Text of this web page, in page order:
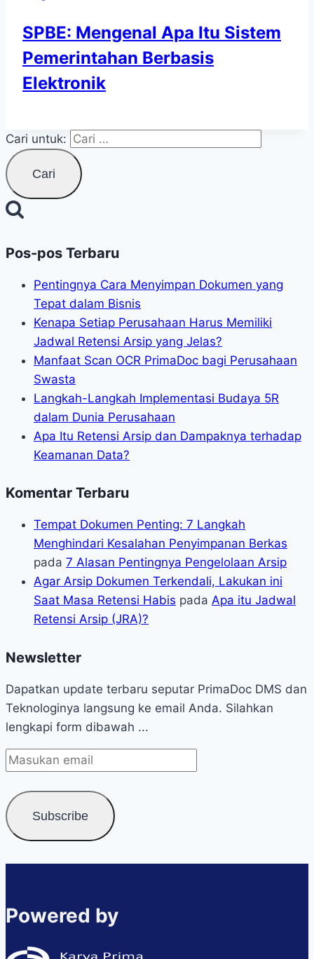
SPBE: Mengenal Apa Itu Sistem
Pemerintahan Berbasis
Elektronik
Cari untuk:
Pos-pos Terbaru
Pentingnya Cara Menyimpan Dokumen yang
Tepat dalam Bisnis
Kenapa Setiap Perusahaan Harus Memiliki
Jadwal Retensi Arsip yang Jelas?
Manfaat Scan OCR PrimaDoc bagi Perusahaan
Swasta
Langkah-Langkah Implementasi Budaya 5R
dalam Dunia Perusahaan
Apa Itu Retensi Arsip dan Dampaknya terhadap
Keamanan Data?
Komentar Terbaru
Tempat Dokumen Penting: 7 Langkah
Menghindari Kesalahan Penyimpanan Berkas
pada 7 Alasan Pentingnya Pengelolaan Arsip
Agar Arsip Dokumen Terkendali, Lakukan ini
Saat Masa Retensi Habis pada Apa itu Jadwal
Retensi Arsip (JRA)?
Newsletter
Dapatkan update terbaru seputar PrimaDoc DMS dan
Teknologinya langsung ke email Anda. Silahkan
lengkapi form dibawah ...
Powered by